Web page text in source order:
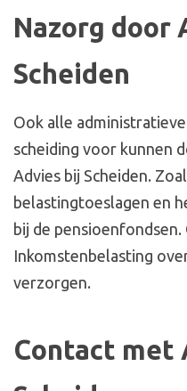
Nazorg door
Scheiden
Ook alle
scheiding voor kunnen
Advies bij Scheiden.
belastingtoeslagen en
bij de
Inkomstenbelasting
verzorgen.
Contact met